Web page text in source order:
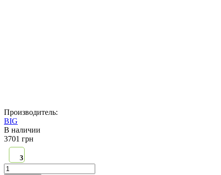
Производитель:
BIG
В наличии
3701 грн
3